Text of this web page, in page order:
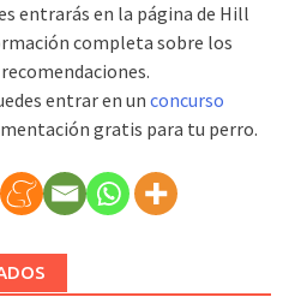
entrarás en la página de Hill
completa sobre los
entrar en un concurso
gratis para tu perro.